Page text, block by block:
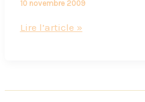
10 novembre 2009
Interview
exotisme
Lire l’article »